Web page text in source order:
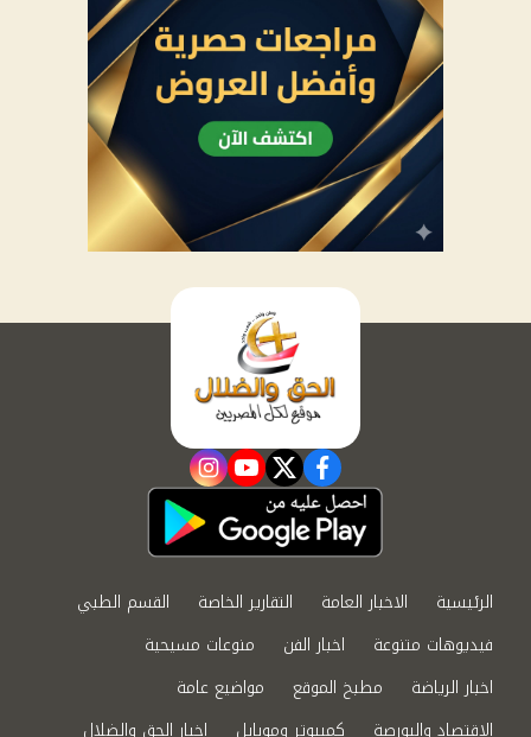
facebook
twitter
youtube
instagram
الرئيسية الاخبار العامة التقارير الخاصة
القسم الطبي
فيديوهات متنوعة
اخبار الفن
منوعات مسيحية
اخبار الرياضة
مطبخ الموقع
مواضيع عامة
الاقتصاد والبورصة
كمبيوتر وموبايل اخبار الحق والضلال